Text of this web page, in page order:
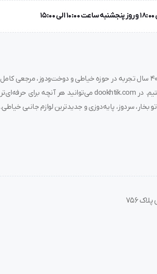
به دوختیک خوش آمدید! 🌟 ما در فروشگاه چرخ خیاطی دوختیک، با بیش از ۴۰ سال تجربه در حوزه خیاطی و دوخت‌ودوز، مرجعی کامل
برای خرید چرخ خیاطی، قیمت چرخ خیاطی، لوازم جانبی و قطعات مرتبط هستیم. در dookhtik.com می‌توانید هر آنچه برای حرفه‌ای‌تر
بخار، سردوز، پایه‌دوزی و جدیدترین لوازم جانبی خیاطی.
756